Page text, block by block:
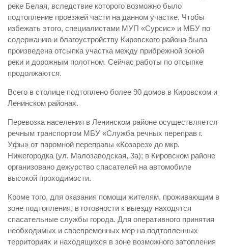
реке Белая, вследствие которого возможно было
подтопление проезжей части на данном участке. Чтобы
избежать этого, специалистами МУП «Сурсис» и МБУ по
содержанию и благоустройству Кировского района была
произведена отсыпка участка между прибрежной зоной
реки и дорожным полотном. Сейчас работы по отсыпке
продолжаются.
Всего в столице подтоплено более 90 домов в Кировском и
Ленинском районах.
Перевозка населения в Ленинском районе осуществляется
речным транспортом МБУ «Служба речных переправ г.
Уфы» от паромной переправы «Козарез» до мкр.
Нижегородка (ул. Малозаводская, 3а); в Кировском районе
организовано дежурство спасателей на автомобиле
высокой проходимости.
Кроме того, для оказания помощи жителям, проживающим в
зоне подтопления, в готовности к выезду находятся
спасательные службы города. Для оперативного принятия
необходимых и своевременных мер на подтопленных
территориях и находящихся в зоне возможного затопления